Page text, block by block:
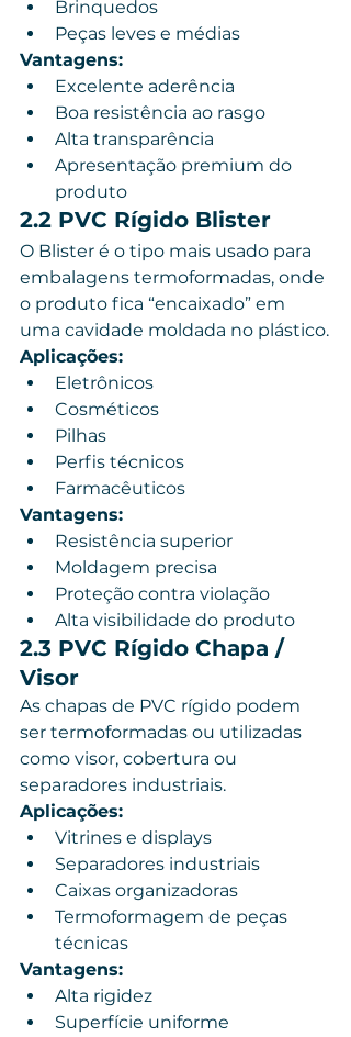
Brinquedos
Peças leves e médias
Vantagens:
Excelente aderência
Boa resistência ao rasgo
Alta transparência
Apresentação premium do
produto
2.2 PVC Rígido Blister
O Blister é o tipo mais usado para
embalagens termoformadas, onde
o produto fica “encaixado” em
uma cavidade moldada no plástico.
Aplicações:
Eletrônicos
Cosméticos
Pilhas
Perfis técnicos
Farmacêuticos
Vantagens:
Resistência superior
Moldagem precisa
Proteção contra violação
Alta visibilidade do produto
2.3 PVC Rígido Chapa /
Visor
As chapas de PVC rígido podem
ser termoformadas ou utilizadas
como visor, cobertura ou
separadores industriais.
Aplicações:
Vitrines e displays
Separadores industriais
Caixas organizadoras
Termoformagem de peças
técnicas
Vantagens:
Alta rigidez
Superfície uniforme